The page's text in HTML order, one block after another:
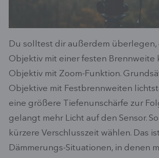
Du solltest dir außerdem überlegen,
Objektiv mit einer festen Brennweite
Objektiv mit Zoom-Funktion.
Objektive mit Festbrennweiten
eine größere Tiefenunschärfe zur
gelangt mehr Licht auf den Sensor.
kürzere Verschlusszeit wählen. Das
Dämmerungs-Situationen, in denen